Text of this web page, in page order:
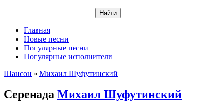
Главная
Новые песни
Популярные песни
Популярные исполнители
Шансон » Михаил Шуфутинский
Серенада Михаил Шуфутинский